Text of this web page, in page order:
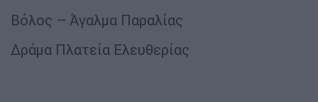
Βόλος – Άγαλμα Παραλίας
Δράμα Πλατεία Ελευθερίας